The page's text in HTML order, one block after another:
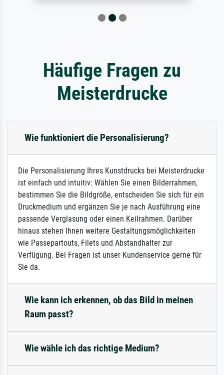
Häufige Fragen zu
Meisterdrucke
Wie funktioniert die Personalisierung?
Die Personalisierung Ihres Kunstdrucks bei Meisterdrucke
ist einfach und intuitiv: Wählen Sie einen Bilderrahmen,
bestimmen Sie die Bildgröße, entscheiden Sie sich für ein
Druckmedium und ergänzen Sie je nach Ausführung eine
passende Verglasung oder einen Keilrahmen. Darüber
hinaus stehen Ihnen weitere Gestaltungsmöglichkeiten
wie Passepartouts, Filets und Abstandhalter zur
Verfügung. Bei Fragen ist unser Kundenservice gerne für
Sie da.
Wie kann ich erkennen, ob das Bild in meinen
Raum passt?
Wie wähle ich das richtige Medium?